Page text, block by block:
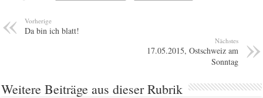
Vorherige
Da bin ich blatt!
Nächstes
17.05.2015, Ostschweiz am
Sonntag
Weitere Beiträge aus dieser Rubrik